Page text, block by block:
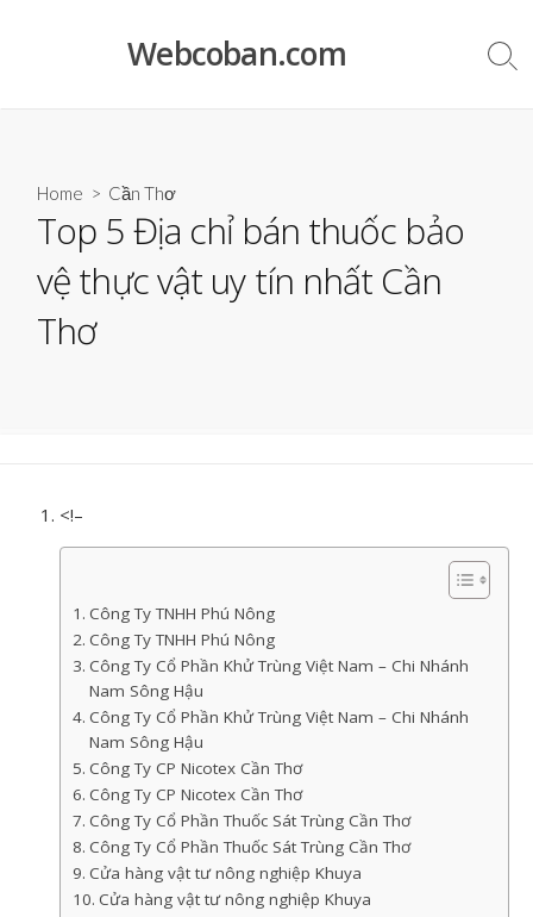
Webcoban.com
Home > Cần Thơ
Top 5 Địa chỉ bán thuốc bảo
vệ thực vật uy tín nhất Cần
Thơ
<!–
Công Ty TNHH Phú Nông
Công Ty TNHH Phú Nông
Công Ty Cổ Phần Khử Trùng Việt Nam – Chi Nhánh
Nam Sông Hậu
Công Ty Cổ Phần Khử Trùng Việt Nam – Chi Nhánh
Nam Sông Hậu
Công Ty CP Nicotex Cần Thơ
Công Ty CP Nicotex Cần Thơ
Công Ty Cổ Phần Thuốc Sát Trùng Cần Thơ
Công Ty Cổ Phần Thuốc Sát Trùng Cần Thơ
Cửa hàng vật tư nông nghiệp Khuya
Cửa hàng vật tư nông nghiệp Khuya